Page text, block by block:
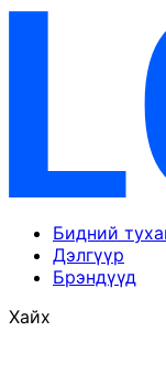
Бидний
Дэлгүүр
Брэндүүд
Хайх